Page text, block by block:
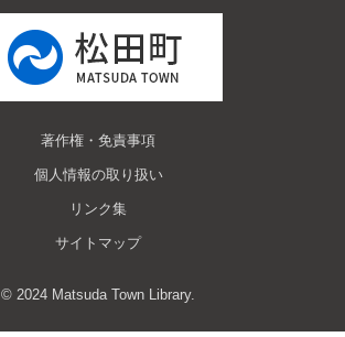
著作権・免責事項
個人情報の取り扱い
リンク集
サイトマップ
© 2024 Matsuda Town Library.